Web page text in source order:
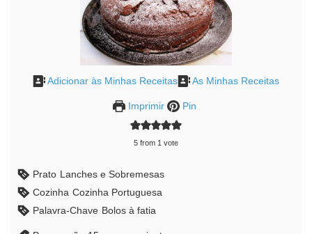
Adicionar às Minhas Receitas As Minhas Receitas
Imprimir Pin
5 from 1 vote
Prato Lanches e Sobremesas
Cozinha Cozinha Portuguesa
Palavra-Chave Bolos à fatia